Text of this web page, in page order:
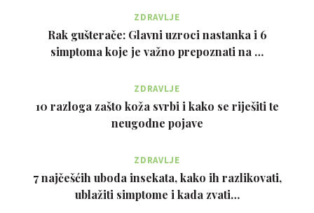
ZDRAVLJE
Rak gušterače: Glavni uzroci nastanka i 6
simptoma koje je važno prepoznati na …
ZDRAVLJE
10 razloga zašto koža svrbi i kako se riješiti te
neugodne pojave
ZDRAVLJE
7 najčešćih uboda insekata, kako ih razlikovati,
ublažiti simptome i kada zvati…